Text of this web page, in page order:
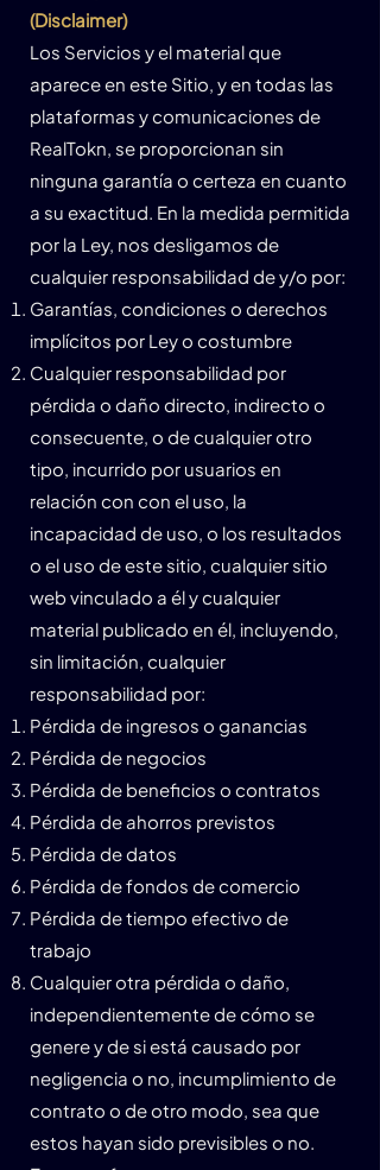
(Disclaimer)
Los Servicios y el material que
aparece en este Sitio, y en todas las
plataformas y comunicaciones de
RealTokn, se proporcionan sin
ninguna garantía o certeza en cuanto
a su exactitud. En la medida permitida
por la Ley, nos desligamos de
cualquier responsabilidad de y/o por:
Garantías, condiciones o derechos
implícitos por Ley o costumbre
Cualquier responsabilidad por
pérdida o daño directo, indirecto o
consecuente, o de cualquier otro
tipo, incurrido por usuarios en
relación con con el uso, la
incapacidad de uso, o los resultados
o el uso de este sitio, cualquier sitio
web vinculado a él y cualquier
material publicado en él, incluyendo,
sin limitación, cualquier
responsabilidad por:
Pérdida de ingresos o ganancias
Pérdida de negocios
Pérdida de beneficios o contratos
Pérdida de ahorros previstos
Pérdida de datos
Pérdida de fondos de comercio
Pérdida de tiempo efectivo de
trabajo
Cualquier otra pérdida o daño,
independientemente de cómo se
genere y de si está causado por
negligencia o no, incumplimiento de
contrato o de otro modo, sea que
estos hayan sido previsibles o no.